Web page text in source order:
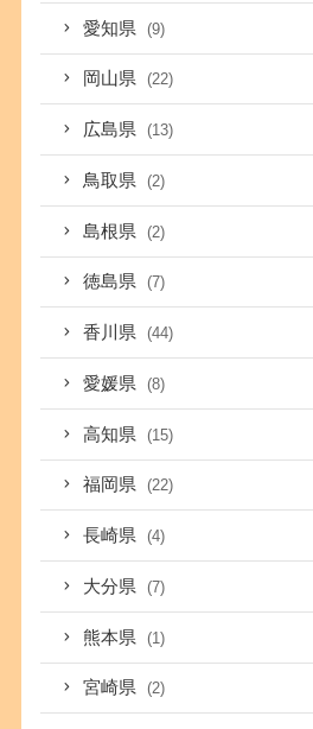
愛知県 (9)
岡山県 (22)
広島県 (13)
鳥取県 (2)
島根県 (2)
徳島県 (7)
香川県 (44)
愛媛県 (8)
高知県 (15)
福岡県 (22)
長崎県 (4)
大分県 (7)
熊本県 (1)
宮崎県 (2)